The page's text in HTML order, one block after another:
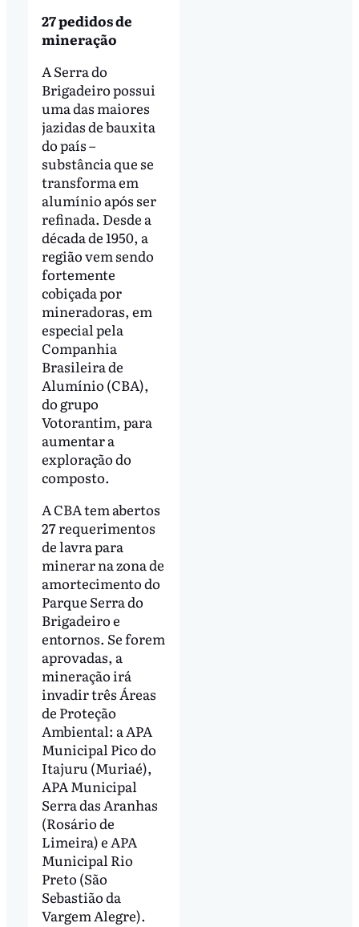
27 pedidos de
mineração
A Serra do
Brigadeiro possui
uma das maiores
jazidas de bauxita
do país –
substância que se
transforma em
alumínio após ser
refinada. Desde a
década de 1950, a
região vem sendo
fortemente
cobiçada por
mineradoras, em
especial pela
Companhia
Brasileira de
Alumínio (CBA),
do grupo
Votorantim, para
aumentar a
exploração do
composto.
A CBA tem abertos
27 requerimentos
de lavra para
minerar na zona de
amortecimento do
Parque Serra do
Brigadeiro e
entornos. Se forem
aprovadas, a
mineração irá
invadir três Áreas
de Proteção
Ambiental: a APA
Municipal Pico do
Itajuru (Muriaé),
APA Municipal
Serra das Aranhas
(Rosário de
Limeira) e APA
Municipal Rio
Preto (São
Sebastião da
Vargem Alegre).